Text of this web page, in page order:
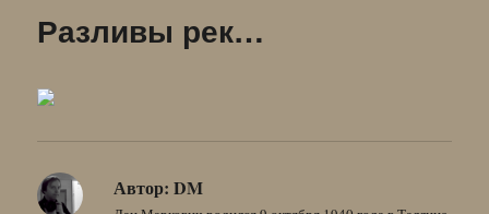
Разливы рек…
Автор: DM